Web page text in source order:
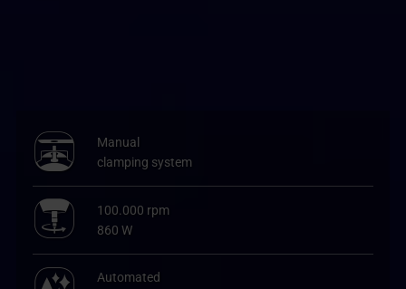
Manual
clamping system
100.000 rpm
860 W
Automated